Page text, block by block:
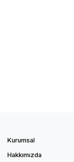
Kurumsal
Hakkımızda